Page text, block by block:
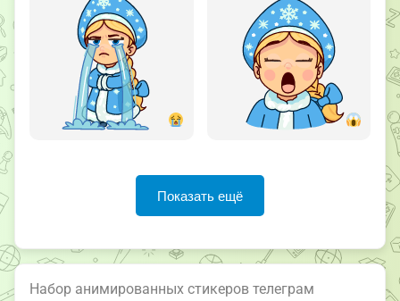
Показать ещё
Набор анимированных стикеров телеграм